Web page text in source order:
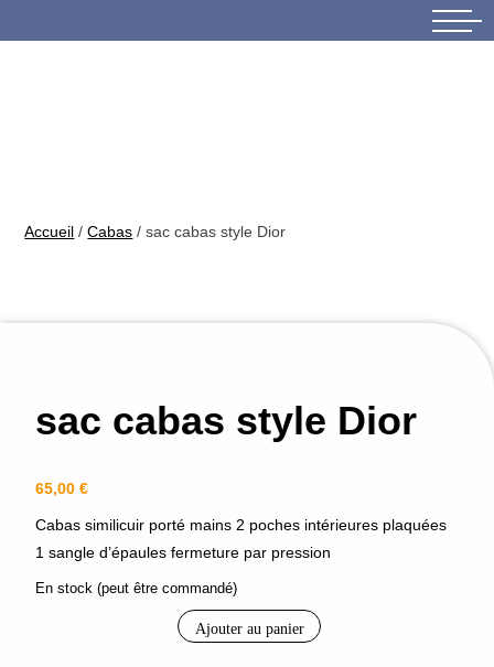
Accueil /Cabas / sac cabas style Dior
sac cabas style Dior
65,00 €
Cabas similicuir porté mains 2 poches intérieures plaquées
1 sangle d’épaules fermeture par pression
En stock (peut être commandé)
quantité
Ajouter au panier